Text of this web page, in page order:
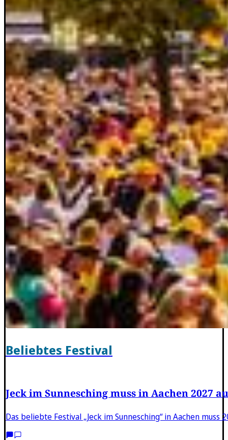
Beliebtes Festival
Jeck im Sunnesching muss in Aachen 2027
Das beliebte Festival „Jeck im Sunnesching“ in Aachen